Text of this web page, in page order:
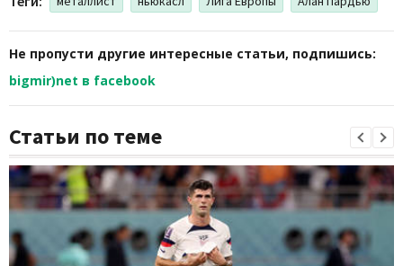
Не пропусти другие интересные статьи, подпишись:
bigmir)net в facebook
Статьи по теме